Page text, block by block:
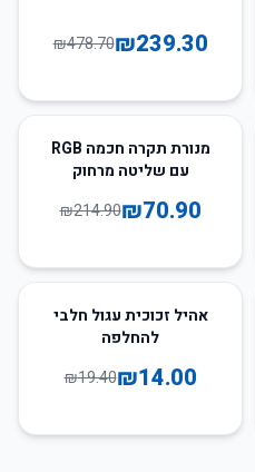
₪239.30
₪478.70
67
מנורת תקרה חכמה RGB
עם שליטה מרחוק
₪70.90
₪214.90
28
אהיל זכוכית עגול חלבי
להחלפה
₪14.00
₪19.40